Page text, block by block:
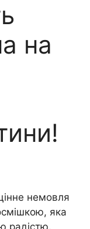
на
немовля
яка